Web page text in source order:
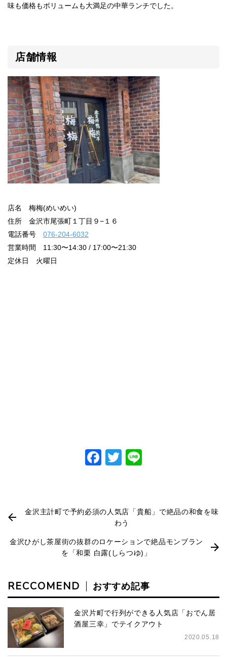
味も価格もボリュームも大満足の中華ランチでした。
店舗情報
店名 梅梅(めいめい)
住所 金沢市尾張町１丁目９−１６
電話番号 076-204-6032
営業時間 11:30〜14:30 / 17:00〜21:30
定休日 火曜日
Facebook
Twitter
金沢主計町で予約必須の人気店「貴船」で絶品の和食を味
わう
金沢ひがし茶屋街の抜群のロケーションで絶品モンブラン
を「和栗 白露(しらつゆ)」
RECCOMEND おすすめ記事
金沢片町で行列ができる人気店「おでん居
酒屋三幸」でテイクアウト
2020.05.18